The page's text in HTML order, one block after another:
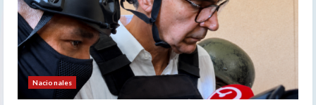
Nacionales